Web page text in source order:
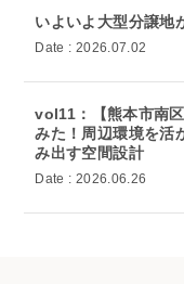
いよいよ大型分譲地
Date : 2026.07.02
vol11：【熊本市南
みた！周辺環境を活
み出す空間設計
Date : 2026.06.26